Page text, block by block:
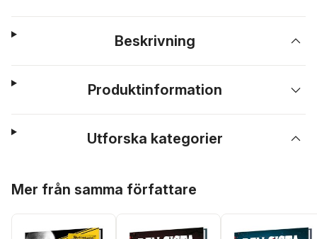
Beskrivning
Produktinformation
Utforska kategorier
Mer från samma författare